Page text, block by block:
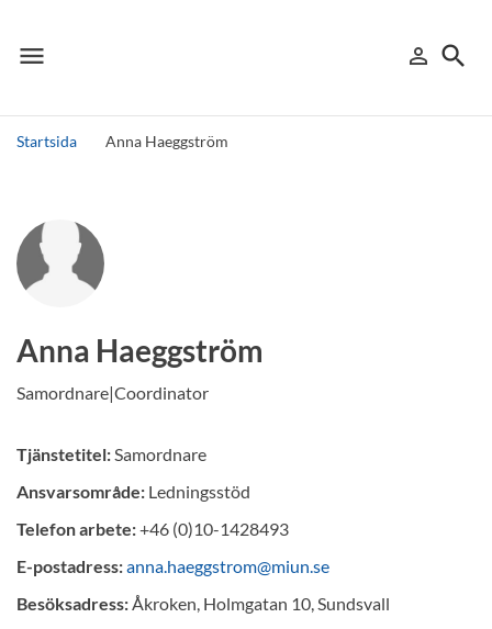
menu
Meny person_outline
Logga in
search
Sök
Startsida Anna Haeggström
Andra söktjänster
Detta är vår testmiljö - endast testdata
Anna Haeggström
Samordnare|Coordinator
Tjänstetitel:Samordnare
Ansvarsområde: Ledningsstöd
Telefon arbete:+46 (0)10-1428493
E-postadress:anna.haeggstrom@miun.se
Besöksadress:Åkroken, Holmgatan 10, Sundsvall